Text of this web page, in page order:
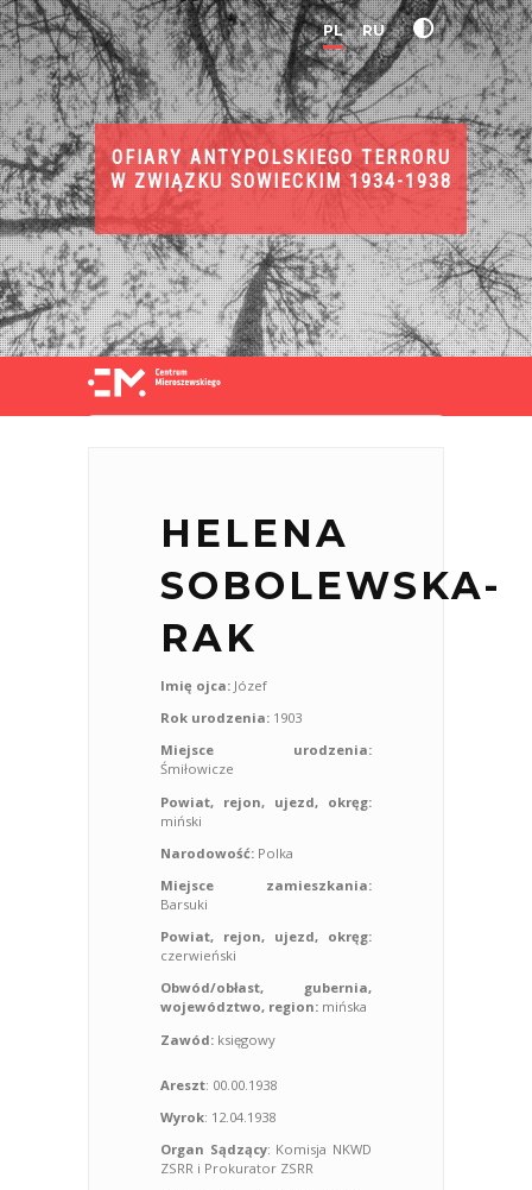
PL RU
OFIARY ANTYPOLSKIEGO TERRORU
W ZWIĄZKU SOWIECKIM 1934-1938
HELENA
SOBOLEWSKA-
RAK
Imię ojca: Józef
Rok urodzenia: 1903
Miejsce urodzenia:
Śmiłowicze
Powiat, rejon, ujezd, okręg:
miński
Narodowość: Polka
Miejsce zamieszkania:
Barsuki
Powiat, rejon, ujezd, okręg:
czerwieński
Obwód/obłast, gubernia,
województwo, region: mińska
Zawód: księgowy
Areszt: 00.00.1938
Wyrok: 12.04.1938
Organ Sądzący: Komisja NKWD
ZSRR i Prokurator ZSRR